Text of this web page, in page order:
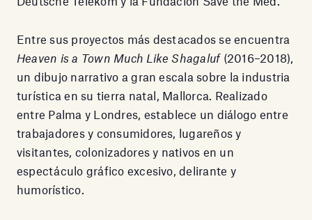
Entre sus proyectos más destacados se encuentra
Heaven is a Town Much Like Shagaluf(2016–2018),
un dibujo narrativo a gran escala sobre la industria
turística en su tierra natal, Mallorca. Realizado
entre Palma y Londres, establece un diálogo entre
trabajadores y consumidores, lugareños y
visitantes, colonizadores y nativos en un
espectáculo gráfico excesivo, delirante y
humorístico.